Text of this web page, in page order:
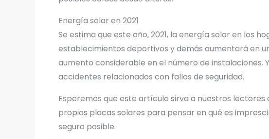
Energía solar en 2021
Se estima que este año, 2021, la energía solar en los
establecimientos deportivos y demás aumentará en un
aumento considerable en el número de
accidentes relacionados con fallos de seguridad.
Esperemos que este artículo sirva a nuestros
propias placas solares para pensar en qué es
segura posible.